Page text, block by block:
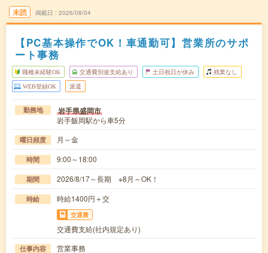
未読 掲載日 2026/08/04
【PC基本操作でOK！車通勤可】営業所のサポ
ート事務
職種未経験OK 交通費別途支給あり 土日祝日が休み 残業なし
WEB登録OK 派遣
勤務地 岩手県盛岡市
岩手飯岡駅から車5分
曜日頻度 月～金
時間 9:00～18:00
期間 2026/8/17～長期 ※8月～OK！
時給 時給1400円＋交
交通費
交通費支給(社内規定あり)
仕事内容
営業事務